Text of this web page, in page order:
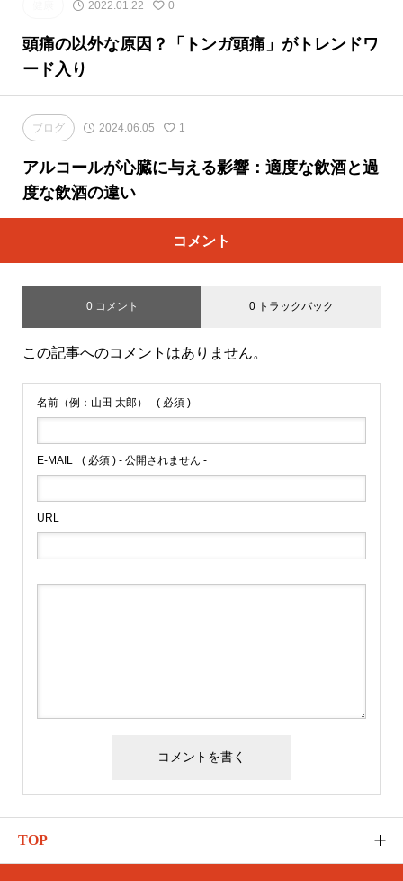
2022.01.22 0
頭痛の以外な原因？「トンガ頭痛」がトレンドワ
ード入り
ブログ 2024.06.05 1
アルコールが心臓に与える影響：適度な飲酒と過
度な飲酒の違い
コメント
0 コメント 0 トラックバック
この記事へのコメントはありません。
名前（例：山田 太郎） ( 必須 )
E-MAIL ( 必須 ) - 公開されません -
URL
TOP